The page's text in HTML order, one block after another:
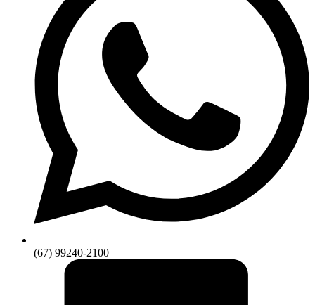
(67) 99240-2100